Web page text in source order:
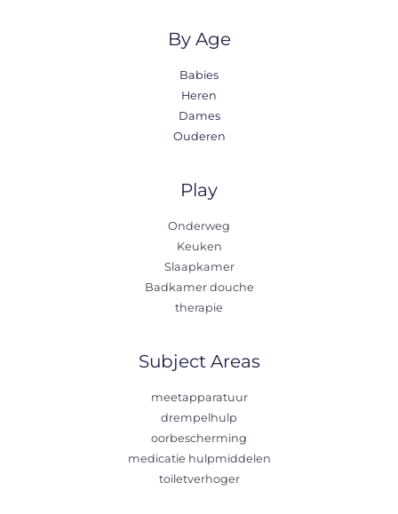
By Age
Babies
Heren
Dames
Ouderen
Play
Onderweg
Keuken
Slaapkamer
Badkamer douche
therapie
Subject Areas
meetapparatuur
drempelhulp
oorbescherming
medicatie hulpmiddelen
toiletverhoger